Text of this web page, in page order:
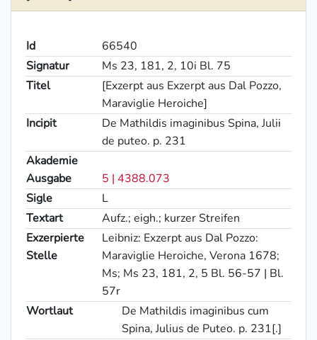
Id
66540
Signatur
Ms 23, 181, 2, 10i Bl. 75
Titel
[Exzerpt aus Exzerpt aus Dal Pozzo,
Maraviglie Heroiche]
Incipit
De Mathildis imaginibus Spina, Julii
de puteo. p. 231
Akademie
Ausgabe
5 | 4388.073
Sigle
L
Textart
Aufz.; eigh.; kurzer Streifen
Exzerpierte
Stelle
Leibniz: Exzerpt aus Dal Pozzo:
Maraviglie Heroiche, Verona 1678;
Ms; Ms 23, 181, 2, 5 Bl. 56-57 | Bl.
57r
Wortlaut
De Mathildis imaginibus cum
Spina, Julius de Puteo. p. 231[.]